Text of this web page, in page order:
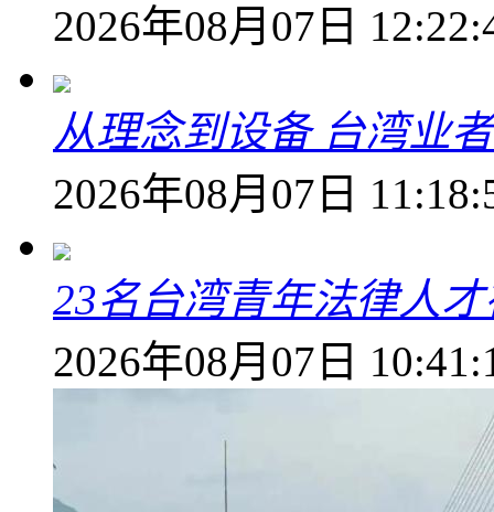
2026年08月07日
从理念到设备 台湾业
2026年08月07日
23名台湾青年法律人
2026年08月07日